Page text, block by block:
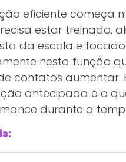
eficiente começa
estar treinado,
da escola e focado
nesta função
contatos aumentar.
antecipada é o
durante a